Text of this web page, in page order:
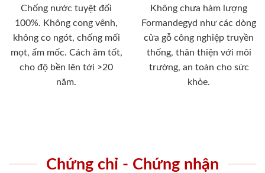
Chống nước tuyệt đối
100%. Không cong vênh,
không co ngót, chống mối
mọt, ẩm mốc. Cách âm tốt,
cho độ bền lên tới >20
năm.
Không chưa hàm lượng
Formandegyd như các dòng
cửa gỗ công nghiệp truyền
thống, thân thiện với môi
trường, an toàn cho sức
khỏe.
Chứng chỉ - Chứng nhận